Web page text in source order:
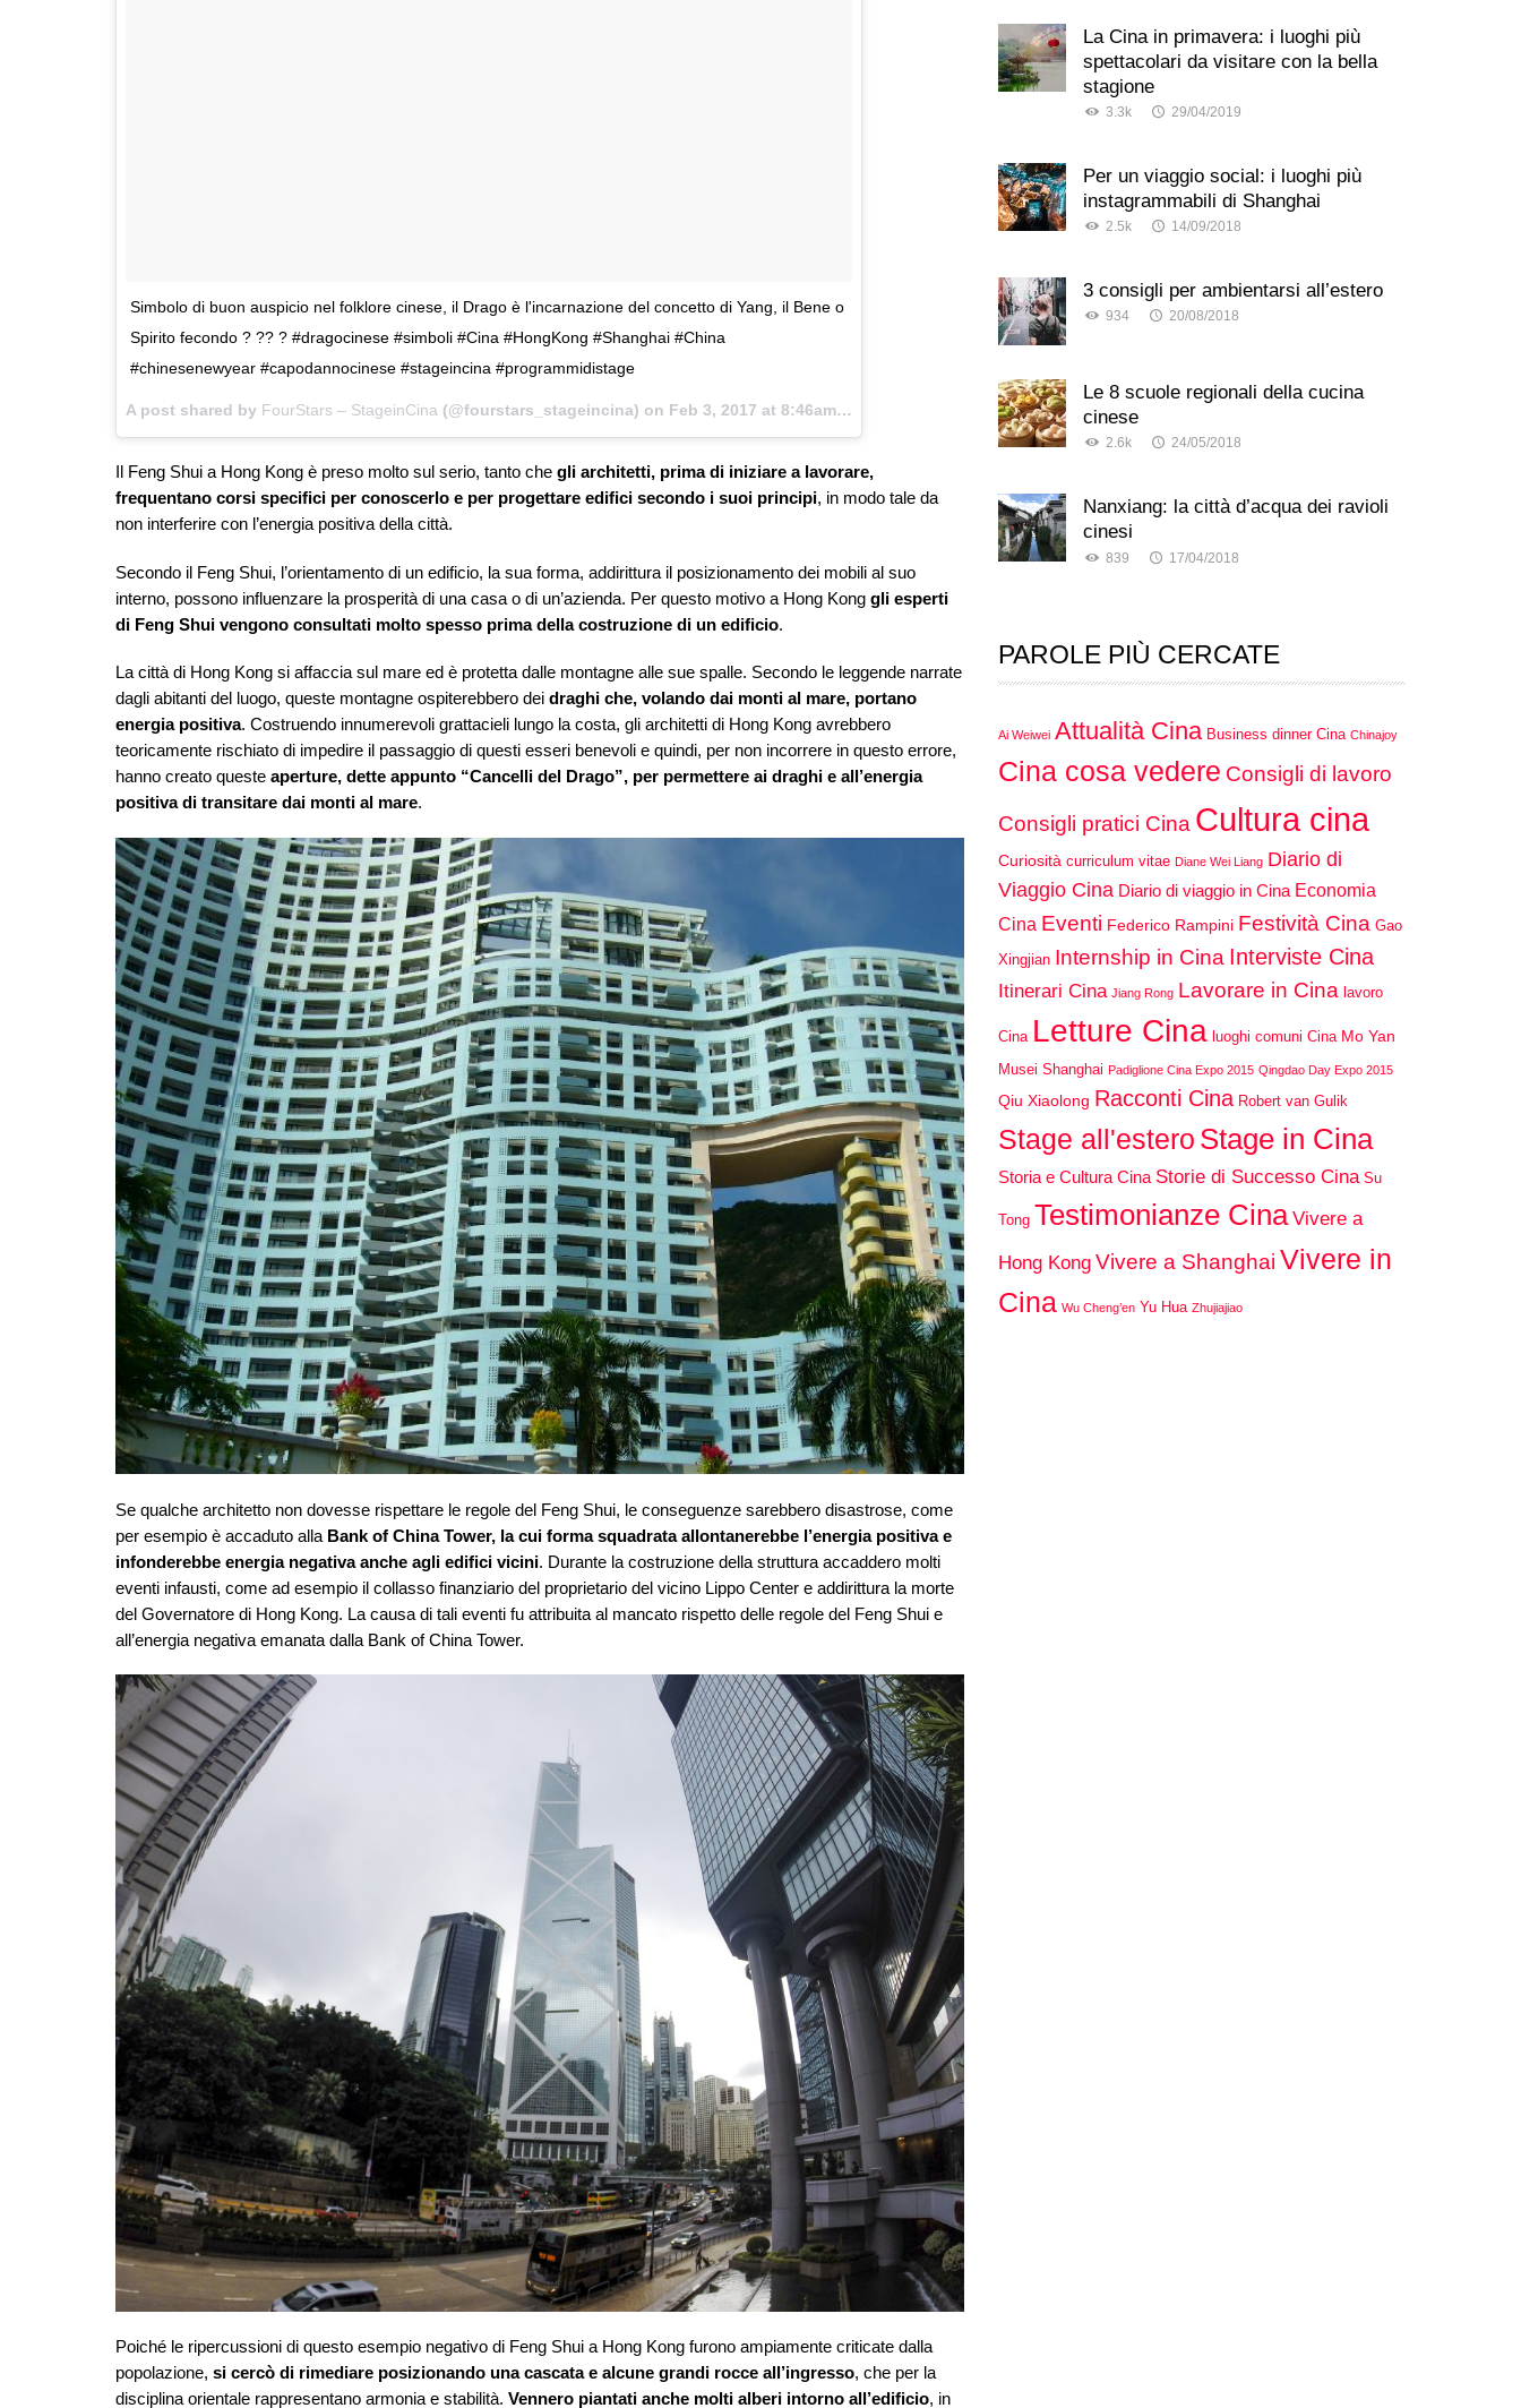
Simbolo di buon auspicio nel folklore cinese, il Drago è l'incarnazione del concetto di Yang, il Bene o
Spirito fecondo ? ?? ? #dragocinese #simboli #Cina #HongKong #Shanghai #China
#chinesenewyear #capodannocinese #stageincina #programmidistage
A post shared by FourStars – StageinCina (@fourstars_stageincina) on Feb 3, 2017 at 8:46am PST
Il Feng Shui a Hong Kong è preso molto sul serio, tanto che gli architetti, prima di iniziare a lavorare,
frequentano corsi specifici per conoscerlo e per progettare edifici secondo i suoi principi, in modo tale da
non interferire con l’energia positiva della città.
Secondo il Feng Shui, l’orientamento di un edificio, la sua forma, addirittura il posizionamento dei mobili al suo
interno, possono influenzare la prosperità di una casa o di un’azienda. Per questo motivo a Hong Kong gli esperti
di Feng Shui vengono consultati molto spesso prima della costruzione di un edificio.
La città di Hong Kong si affaccia sul mare ed è protetta dalle montagne alle sue spalle. Secondo le leggende narrate
dagli abitanti del luogo, queste montagne ospiterebbero dei draghi che, volando dai monti al mare, portano
energia positiva. Costruendo innumerevoli grattacieli lungo la costa, gli architetti di Hong Kong avrebbero
teoricamente rischiato di impedire il passaggio di questi esseri benevoli e quindi, per non incorrere in questo errore,
hanno creato queste aperture, dette appunto “Cancelli del Drago”, per permettere ai draghi e all’energia
positiva di transitare dai monti al mare.
Se qualche architetto non dovesse rispettare le regole del Feng Shui, le conseguenze sarebbero disastrose, come
per esempio è accaduto alla Bank of China Tower, la cui forma squadrata allontanerebbe l’energia positiva e
infonderebbe energia negativa anche agli edifici vicini. Durante la costruzione della struttura accaddero molti
eventi infausti, come ad esempio il collasso finanziario del proprietario del vicino Lippo Center e addirittura la morte
del Governatore di Hong Kong. La causa di tali eventi fu attribuita al mancato rispetto delle regole del Feng Shui e
all’energia negativa emanata dalla Bank of China Tower.
Poiché le ripercussioni di questo esempio negativo di Feng Shui a Hong Kong furono ampiamente criticate dalla
popolazione, si cercò di rimediare posizionando una cascata e alcune grandi rocce all’ingresso, che per la
disciplina orientale rappresentano armonia e stabilità. Vennero piantati anche molti alberi intorno all’edificio, in
La Cina in primavera: i luoghi più
spettacolari da visitare con la bella
stagione
3.3k 29/04/2019
Per un viaggio social: i luoghi più
instagrammabili di Shanghai
2.5k 14/09/2018
3 consigli per ambientarsi all’estero
934 20/08/2018
Le 8 scuole regionali della cucina
cinese
2.6k 24/05/2018
Nanxiang: la città d’acqua dei ravioli
cinesi
839 17/04/2018
PAROLE PIÙ CERCATE
Ai Weiwei Attualità Cina Business dinner Cina Chinajoy
Cina cosa vedere Consigli di lavoro
Consigli pratici Cina Cultura cina
Curiosità curriculum vitae Diane Wei Liang Diario di
Viaggio Cina Diario di viaggio in Cina Economia
Cina Eventi Federico Rampini Festività Cina Gao
Xingjian Internship in Cina Interviste Cina
Itinerari Cina Jiang Rong Lavorare in Cina lavoro
Cina Letture Cina luoghi comuni Cina Mo Yan
Musei Shanghai Padiglione Cina Expo 2015 Qingdao Day Expo 2015
Qiu Xiaolong Racconti Cina Robert van Gulik
Stage all'estero Stage in Cina
Storia e Cultura Cina Storie di Successo Cina Su
Tong Testimonianze Cina Vivere a
Hong Kong Vivere a Shanghai Vivere in
Cina Wu Cheng’en Yu Hua Zhujiajiao